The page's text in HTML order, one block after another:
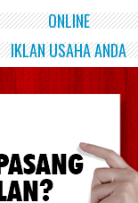
ONLINE
IKLAN USAHA ANDA